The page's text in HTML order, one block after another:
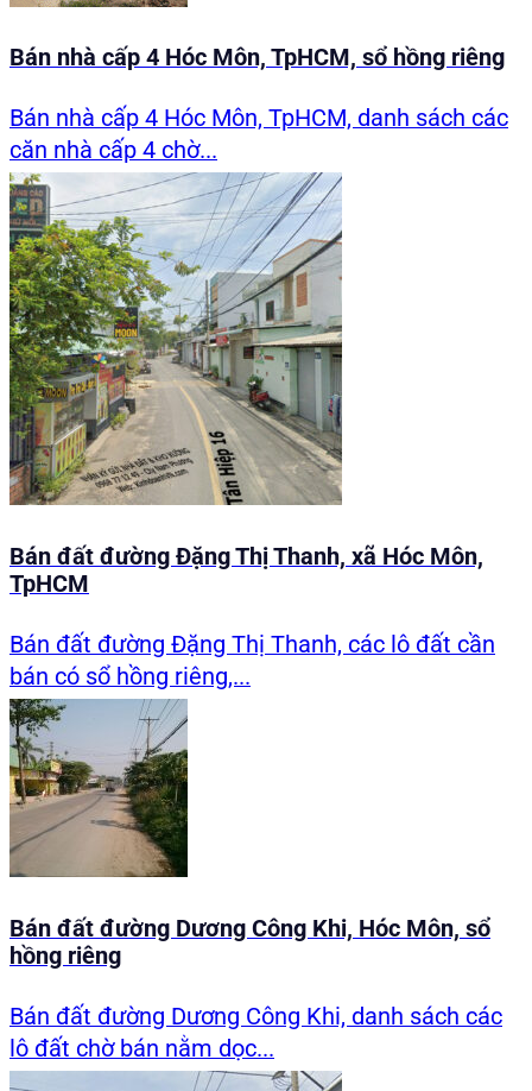
Bán nhà cấp 4 Hóc Môn, TpHCM, sổ hồng riêng
Bán nhà cấp 4 Hóc Môn, TpHCM, danh sách các
căn nhà cấp 4 chờ...
Bán đất đường Đặng Thị Thanh, xã Hóc Môn,
TpHCM
Bán đất đường Đặng Thị Thanh, các lô đất cần
bán có sổ hồng riêng,...
Bán đất đường Dương Công Khi, Hóc Môn, sổ
hồng riêng
Bán đất đường Dương Công Khi, danh sách các
lô đất chờ bán nằm dọc...